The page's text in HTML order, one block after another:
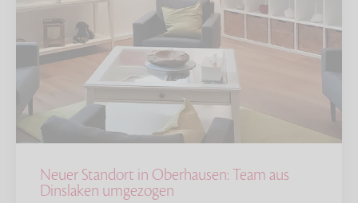
Neuer Standort in Oberhausen: Team aus
Dinslaken umgezogen